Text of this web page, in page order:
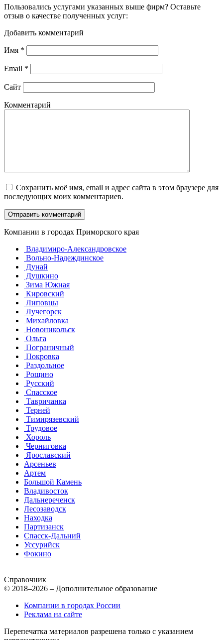
Пользовались услугами указанных выше фирм? Оставьте
отзыв о качестве полученных услуг:
Добавить комментарий
Имя *
Email *
Сайт
Комментарий
Сохранить моё имя, email и адрес сайта в этом браузере для
последующих моих комментариев.
Компании в городах Приморского края
Владимиро-Александровское
Вольно-Надеждинское
Дунай
Душкино
Зима Южная
Кировский
Липовцы
Лучегорск
Михайловка
Новоникольск
Ольга
Пограничный
Покровка
Раздольное
Рощино
Русский
Спасское
Тавричанка
Терней
Тимирязевский
Трудовое
Хороль
Черниговка
Ярославский
Арсеньев
Артем
Большой Камень
Владивосток
Дальнереченск
Лесозаводск
Находка
Партизанск
Спасск-Дальний
Уссурийск
Фокино
Справочник
© 2018–2026 – Дополнительное образование
Компании в городах России
Реклама на сайте
Перепечатка материалов разрешена только с указанием